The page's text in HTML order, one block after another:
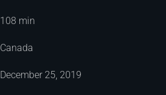
108 min
Canada
December 25, 2019